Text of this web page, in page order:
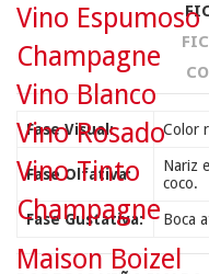
Fase Visual: Color
Fase Olfativa:
Nariz
coco.
Fase Gustativa: Boca
Vino Espumoso
Champagne
Vino Blanco
Vino Rosado
Vino Tinto
Champagne
Maison Boizel